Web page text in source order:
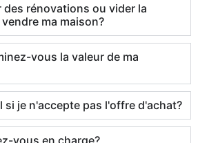
rénovations ou vider la
ma maison?
vous la valeur de ma
si je n'accepte pas l'offre d'achat?
vous en charge?